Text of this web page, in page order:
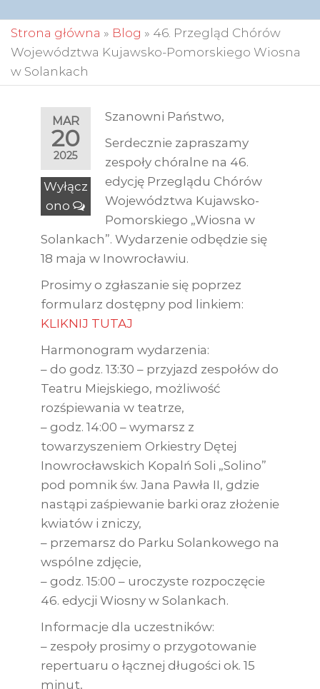
Strona główna » Blog » 46. Przegląd Chórów
Województwa Kujawsko-Pomorskiego Wiosna
w Solankach
MAR
20
2025
Wyłącz
ono
Szanowni Państwo,
Serdecznie zapraszamy
zespoły chóralne na 46.
edycję Przeglądu Chórów
Województwa Kujawsko-
Pomorskiego „Wiosna w
Solankach”. Wydarzenie odbędzie się
18 maja w Inowrocławiu.
Prosimy o zgłaszanie się poprzez
formularz dostępny pod linkiem:
KLIKNIJ TUTAJ
Harmonogram wydarzenia:
– do godz. 13:30 – przyjazd zespołów do
Teatru Miejskiego, możliwość
rozśpiewania w teatrze,
– godz. 14:00 – wymarsz z
towarzyszeniem Orkiestry Dętej
Inowrocławskich Kopalń Soli „Solino”
pod pomnik św. Jana Pawła II, gdzie
nastąpi zaśpiewanie barki oraz złożenie
kwiatów i zniczy,
– przemarsz do Parku Solankowego na
wspólne zdjęcie,
– godz. 15:00 – uroczyste rozpoczęcie
46. edycji Wiosny w Solankach.
Informacje dla uczestników:
– zespoły prosimy o przygotowanie
repertuaru o łącznej długości ok. 15
minut,